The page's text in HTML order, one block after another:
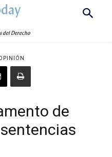
del Derecho
de